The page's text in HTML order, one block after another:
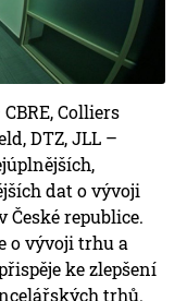
Colliers
DTZ, JLL –
dat o vývoji
republice.
o vývoji trhu a
ke zlepšení
trhů.